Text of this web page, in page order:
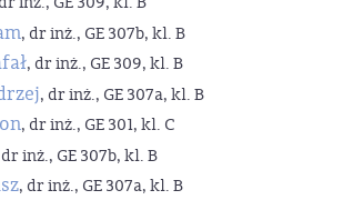
, dr inż., GE 307b, kl. B
, dr inż., GE 309, kl. B
, dr inż., GE 307a, kl. B
, dr inż., GE 301, kl. C
inż., GE 307b, kl. B
, dr inż., GE 307a, kl. B